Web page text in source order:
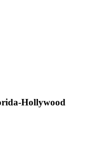
Hollywood